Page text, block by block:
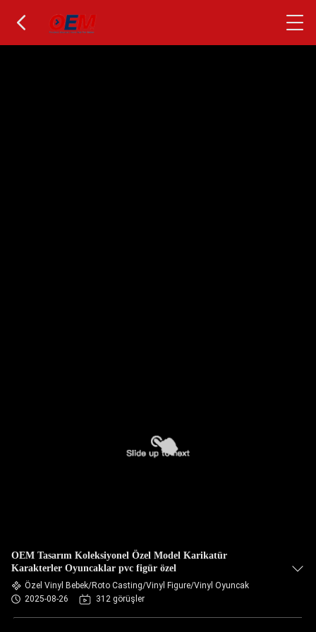
OEM Tasarım Koleksiyonel Özel Model Karikatür
Karakterler Oyuncaklar pvc figür özel
Özel Vinyl Bebek/Roto Casting/Vinyl Figure/Vinyl Oyuncak
2025-08-26
312 görüşler